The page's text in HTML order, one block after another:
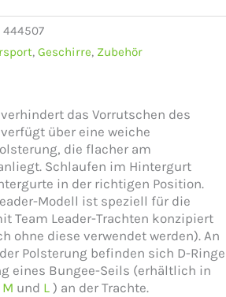
444507
, Geschirre, Zubehör
das Vorrutschen des
über eine weiche
die flacher am
Schlaufen im Hintergurt
in der richtigen Position.
Modell ist speziell für die
Team Leader-Trachten konzipiert
ohne diese verwendet werden). An
Polsterung befinden sich D-Ringe
eines Bungee-Seils (erhältlich in
M und L ) an der Trachte.